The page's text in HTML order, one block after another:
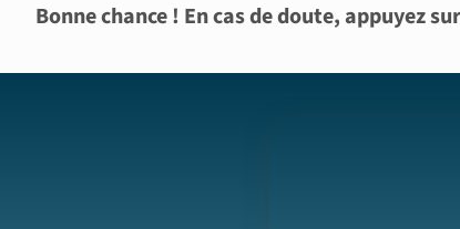
Bonne chance ! En cas de doute, appuyez